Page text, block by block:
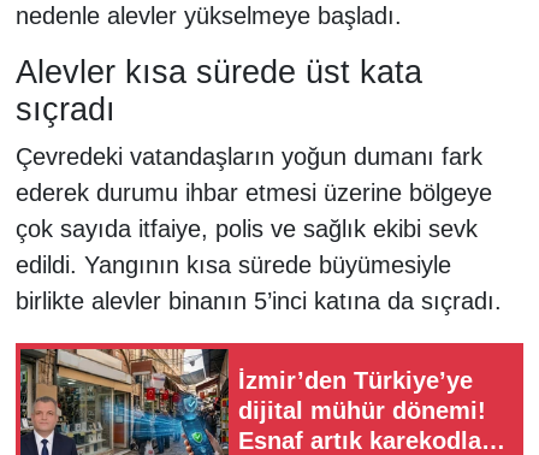
nedenle alevler yükselmeye başladı.
Alevler kısa sürede üst kata
sıçradı
Çevredeki vatandaşların yoğun dumanı fark
ederek durumu ihbar etmesi üzerine bölgeye
çok sayıda itfaiye, polis ve sağlık ekibi sevk
edildi. Yangının kısa sürede büyümesiyle
birlikte alevler binanın 5’inci katına da sıçradı.
İzmir’den Türkiye’ye
dijital mühür dönemi!
Esnaf artık karekodla